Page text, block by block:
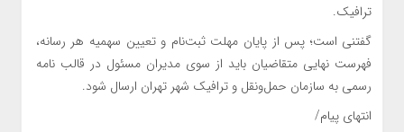
ترافیک.
گفتنی است؛ پس از پایان مهلت ثبت‌نام و تعیین سهمیه هر رسانه،
فهرست نهایی متقاضیان باید از سوی مدیران مسئول در قالب نامه
رسمی به سازمان حمل‌ونقل و ترافیک شهر تهران ارسال شود.
انتهای پیام/